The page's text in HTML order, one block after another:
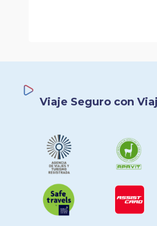
Viaje Seguro con